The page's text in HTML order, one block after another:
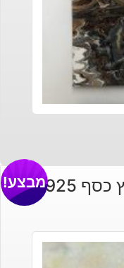
טבעת משובץ רוטילייד קוורץ כסף 925 מידה:
מבצע!